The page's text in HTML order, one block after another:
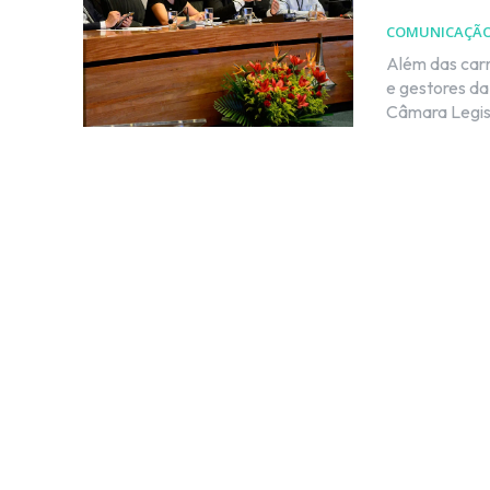
Além das
e gestores da Saúde Por Kleber Karpov Na
Câmara